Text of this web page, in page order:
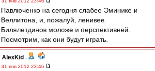
Павлюченко на сегодня слабее Эминике и
Веллитона, и, пожалуй, ленивее.
Билялетдинов моложе и перспективней.
Посмотрим, как они будут играть.
AlexKid -
31 янв 2012 23:46